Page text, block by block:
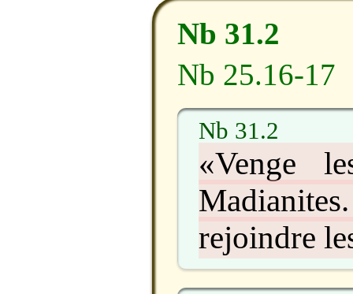
Nb 31.2
Nb 25.16-17
Nb 31.2
«Venge
rejoindre